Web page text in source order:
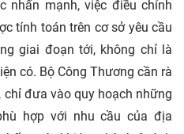
nhấn mạnh, việc điều chỉnh
tính toán trên cơ sở yêu cầu
giai đoạn tới, không chỉ là
có. Bộ Công Thương cần rà
đưa vào quy hoạch những
hợp với nhu cầu của địa